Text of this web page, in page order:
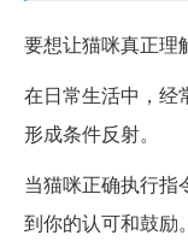
要想让猫咪真正理
在日常生活中，经
形成条件反射。
当猫咪正确执行指
到你的认可和鼓励。